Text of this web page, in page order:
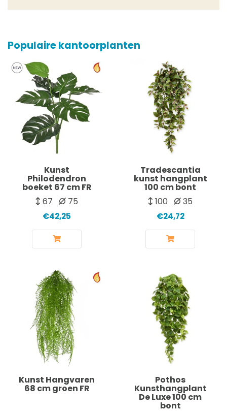
Populaire kantoorplanten
Kunst
Philodendron
boeket 67 cm FR
67
75
€42,25
Tradescantia
kunst hangplant
100 cm bont
100
35
€24,72
Kunst Hangvaren
68 cm groen FR
Pothos
Kunsthangplant
De Luxe 100 cm
bont